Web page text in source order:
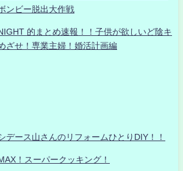
ンビー脱出大作戦
的まとめ速報！！子供が欲しいど陰キ
ざせ！専業主婦！婚活計画編
デース山さんのリフォームひとりDIY！！
！スーパークッキング！